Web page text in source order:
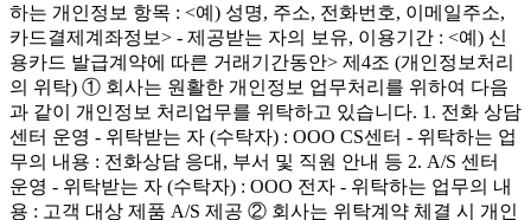
하는 개인정보 항목 : <예) 성명, 주소, 전화번호, 이메일주소,
카드결제계좌정보> - 제공받는 자의 보유, 이용기간 : <예) 신
용카드 발급계약에 따른 거래기간동안> 제4조 (개인정보처리
의 위탁) ① 회사는 원활한 개인정보 업무처리를 위하여 다음
과 같이 개인정보 처리업무를 위탁하고 있습니다. 1. 전화 상담
센터 운영 - 위탁받는 자 (수탁자) : OOO CS센터 - 위탁하는 업
무의 내용 : 전화상담 응대, 부서 및 직원 안내 등 2. A/S 센터
운영 - 위탁받는 자 (수탁자) : OOO 전자 - 위탁하는 업무의 내
용 : 고객 대상 제품 A/S 제공 ② 회사는 위탁계약 체결 시 개인